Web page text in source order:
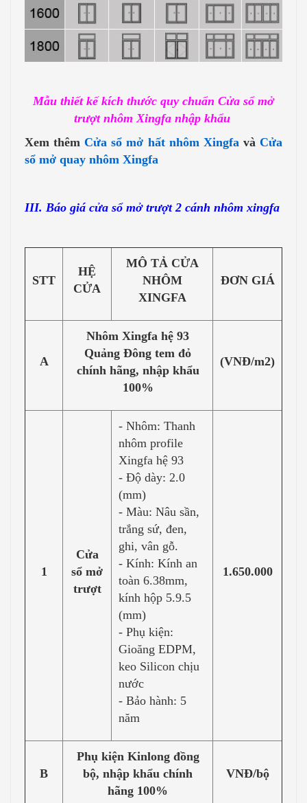
Mẫu thiết kế kích thước quy chuẩn Cửa sổ mở
trượt nhôm Xingfa nhập khẩu
Xem thêm Cửa sổ mở hất nhôm Xingfavà Cửa
sổ mở quay nhôm Xingfa
III. Báo giá cửa sổ mở trượt 2 cánh nhôm xingfa
STT
HỆ
CỬA
MÔ TẢ CỬA
NHÔM
XINGFA
ĐƠN GIÁ
A
Nhôm Xingfa hệ 93
Quảng Đông tem đỏ
chính hãng, nhập khẩu
100%
(VNĐ/m2)
1
Cửa
sổ mở
trượt
- Nhôm: Thanh
nhôm profile
Xingfa hệ 93
- Độ dày: 2.0
(mm)
- Màu: Nâu sần,
trắng sứ, đen,
ghi, vân gỗ.
- Kính: Kính an
toàn 6.38mm,
kính hộp 5.9.5
(mm)
- Phụ kiện:
Gioăng EDPM,
keo Silicon chịu
nước
- Bảo hành: 5
năm
1.650.000
B
Phụ kiện Kinlong đồng
bộ, nhập khẩu chính
hãng 100%
VNĐ/bộ